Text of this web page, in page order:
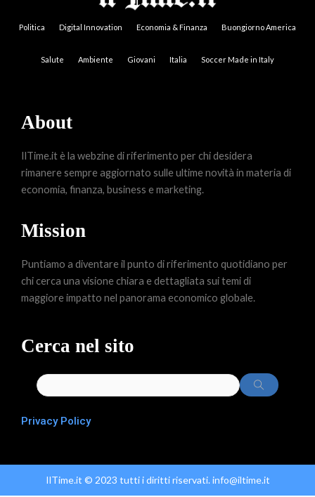
Politica Digital Innovation Economia & Finanza Buongiorno America
Salute Ambiente Giovani Italia Soccer Made in Italy
About
IlTime.it è la webzine di riferimento per chi desidera
rimanere sempre aggiornato sulle ultime novità in materia di
economia, finanza, business e marketing.
Mission
Puntiamo a diventare il punto di riferimento quotidiano per
chi cerca una visione chiara e dettagliata sui temi di
maggiore impatto nel panorama economico globale.
Cerca nel sito
Privacy Policy
IlTime.it © 2023 tutti i diritti riservati. info@iltime.it